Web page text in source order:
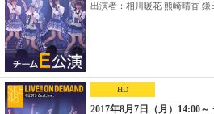
出演者：相川暖花 熊崎晴香 鎌
HD
2017年8月7日（月）14:00